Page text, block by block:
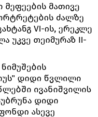
მათივე
ძალზე
VI-ის, ერეკლე
უკვე თეიმურაზ II-
დიდი წვლილი
ივანიშვილის
დიდი
ასევე